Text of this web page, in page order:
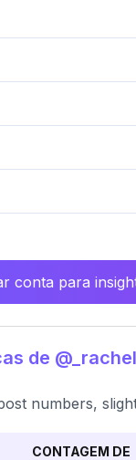
conta para
de
numbers,
CONTAGEM DE